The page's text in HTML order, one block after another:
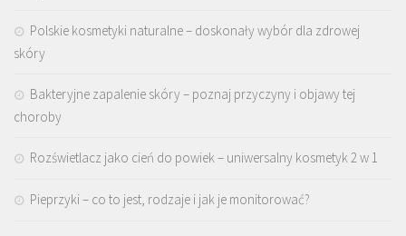
Polskie kosmetyki naturalne – doskonały wybór dla zdrowej
skóry
Bakteryjne zapalenie skóry – poznaj przyczyny i objawy tej
choroby
Rozświetlacz jako cień do powiek – uniwersalny kosmetyk 2 w 1
Pieprzyki – co to jest, rodzaje i jak je monitorować?